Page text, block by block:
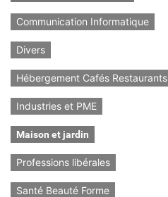
Communication Informatique
Divers
Hébergement Cafés Restaurants
Industries et PME
Maison et jardin
Professions libérales
Santé Beauté Forme